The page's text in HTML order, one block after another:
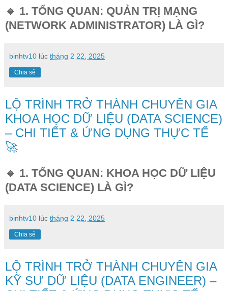
🔹 1. TỔNG QUAN: QUẢN TRỊ MẠNG
(NETWORK ADMINISTRATOR) LÀ GÌ?
binhtv10 lúc tháng 2 22, 2025
Chia sẻ
LỘ TRÌNH TRỞ THÀNH CHUYÊN GIA
KHOA HỌC DỮ LIỆU (DATA SCIENCE)
– CHI TIẾT & ỨNG DỤNG THỰC TẾ
🚀
🔹 1. TỔNG QUAN: KHOA HỌC DỮ LIỆU
(DATA SCIENCE) LÀ GÌ?
binhtv10 lúc tháng 2 22, 2025
Chia sẻ
LỘ TRÌNH TRỞ THÀNH CHUYÊN GIA
KỸ SƯ DỮ LIỆU (DATA ENGINEER) –